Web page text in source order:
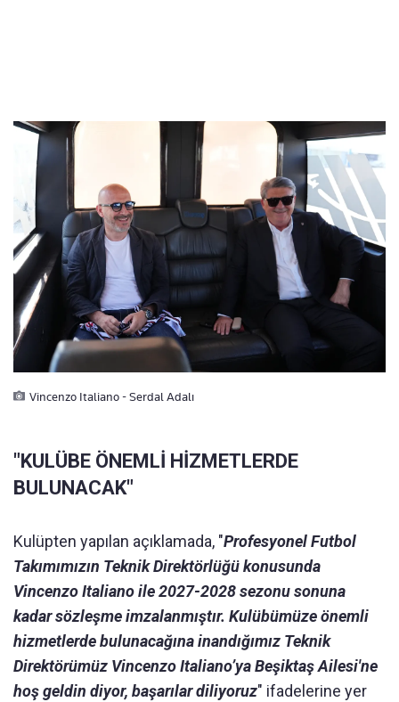
Vincenzo Italiano - Serdal Adalı
"KULÜBE ÖNEMLİ HİZMETLERDE
BULUNACAK"
Kulüpten yapılan açıklamada, "Profesyonel Futbol
Takımımızın Teknik Direktörlüğü konusunda
Vincenzo Italiano ile 2027-2028 sezonu sonuna
kadar sözleşme imzalanmıştır. Kulübümüze önemli
hizmetlerde bulunacağına inandığımız Teknik
Direktörümüz Vincenzo Italiano’ya Beşiktaş Ailesi'ne
hoş geldin diyor, başarılar diliyoruz" ifadelerine yer